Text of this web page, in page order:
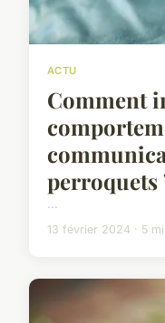
ACTU
Comment
perroquets
...
13 février 2024 · 5